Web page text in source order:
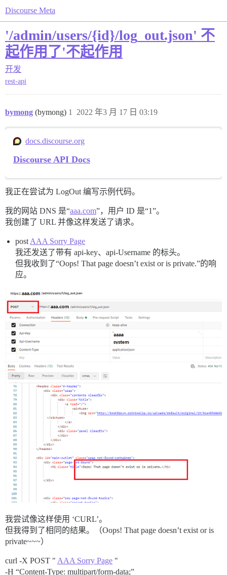
Discourse Meta
'/admin/users/{id}/log_out.json' 不
起作用了'不起作用
开发
rest-api
bymong (bymong) 2022 年3 月 17 日 03:19
1
docs.discourse.org
Discourse API Docs
我正在尝试为 LogOut 编写示例代码。
我的网站 DNS 是“aaa.com”，用户 ID 是“1”。
我创建了 URL 并像这样发送了请求。
post AAA Sorry Page
我还发送了带有 api-key、api-Username 的标头。
但我收到了“Oops! That page doesn’t exist or is private.”的响
应。
我尝试像这样使用 ‘CURL’。
但我得到了相同的结果。（Oops! That page doesn’t exist or is
private~~~）
curl -X POST " AAA Sorry Page "
-H “Content-Type: multipart/form-data;”